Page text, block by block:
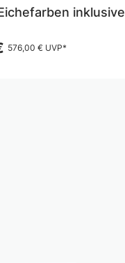
inklusive
576,00 € UVP*